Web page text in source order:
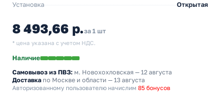
Установка
Открытая
8 493,66 р.за 1 шт
* цена указана с учетом НДС.
Наличие
Самовывоз из ПВЗ: м. Новохохловская — 12 августа
Доставка по Москве и области — 13 августа
Авторизованному пользователю начислим 85 бонусов